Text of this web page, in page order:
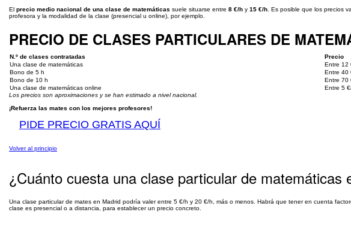
El precio medio nacional de una clase de matemáticas suele situarse entre 8 €/h y 15 €/h . Es posible que los precios
profesora y la modalidad de la clase (presencial u online), por ejemplo.
PRECIO DE CLASES PARTICULARES DE
N.º de clases contratadas
Precio
Una clase de matemáticas
Entre 12
Bono de 5 h
Entre 40
Bono de 10 h
Entre 70
Una clase de matemáticas online
Entre 5
Los precios son aproximaciones y se han estimado a nivel nacional.
¡Refuerza las mates con los mejores profesores!
PIDE PRECIO GRATIS AQUÍ
Volver al principio
¿Cuánto cuesta una clase particular de matemáticas
Una clase particular de mates en Madrid podría valer entre 5 €/h y 20 €/h, más o menos. Habrá que tener en cuenta
clase es presencial o a distancia, para establecer un precio concreto.